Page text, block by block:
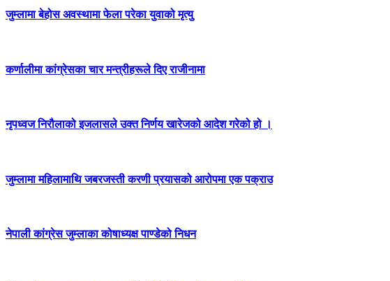
जुम्लामा बेहोस अवस्थामा फेला परेका युवाको मृत्यु
कर्णालीमा कांग्रेसका चार मन्त्रीहरूले दिए राजीनामा
नृपध्वज निरौलाको इजलासले उक्त निर्णय खारेजको आदेश गरेको हो ।
जुम्लामा महिलामाथि जबरजस्ती करणी प्रयासको आरोपमा एक पक्राउ
नेपाली कांग्रेस जुम्लाका कोषाध्यक्ष पाण्डेको निधन